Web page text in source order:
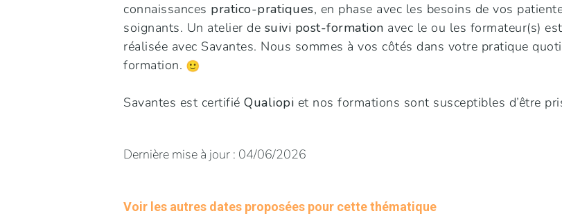
connaissances pratico-pratiques, en phase avec les besoins de vos
soignants. Un atelier de suivi post-formation avec le ou les formateur(s)
réalisée avec Savantes. Nous sommes à vos côtés dans votre pratique
formation.
Savantes est certifié Qualiopi et nos formations sont susceptibles d’être
Dernière mise à jour : 04/06/2026
Voir les autres dates proposées pour cette thématique